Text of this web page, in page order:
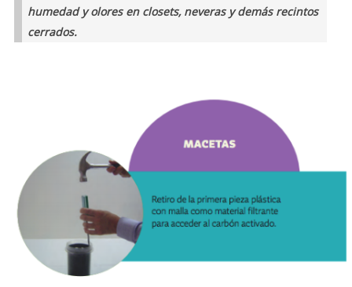
humedad y olores en closets, neveras y demás recintos
cerrados.